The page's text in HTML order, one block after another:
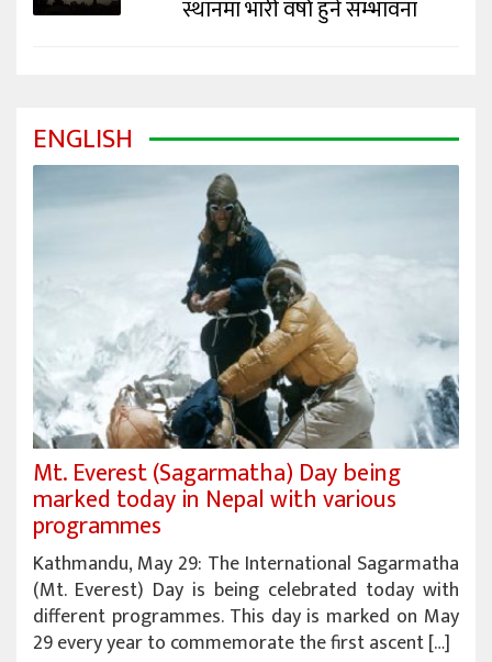
स्थानमा भारी वर्षा हुने सम्भावना
ENGLISH
Mt. Everest (Sagarmatha) Day being
marked today in Nepal with various
programmes
Kathmandu, May 29: The International Sagarmatha
(Mt. Everest) Day is being celebrated today with
different programmes. This day is marked on May
29 every year to commemorate the first ascent […]